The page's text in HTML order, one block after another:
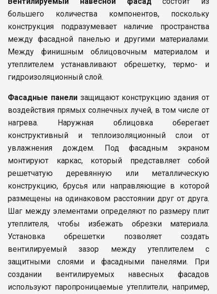
большего количества компонентов, поскольку
конструкция подразумевает наличие пространства
между фасадной панелью и другими материалами.
Между финишным облицовочным материалом и
утеплителем устанавливают обрешетку, термо- и
гидроизоляционный слой.
Фасадные панелизащищают конструкцию здания от
воздействия прямых солнечных лучей, в том числе от
нагрева. Наружная облицовка оберегает
конструктивный и теплоизоляционный слои от
увлажнения дождем. Под фасадным экраном
монтируют каркас, который представляет собой
решетчатую деревянную или металлическую
конструкцию, брусья или направляющие в которой
размещены на одинаковом расстоянии друг от друга.
Шаг между элементами определяют по размеру плит
утеплителя, чтобы избежать обрезки материала.
Установка обрешетки позволяет создать
вентилируемый зазор между утеплителем с
защитными слоями и фасадными панелями. При
создании вентилируемых навесных фасадов
используют паропроницаемые утеплители, например,